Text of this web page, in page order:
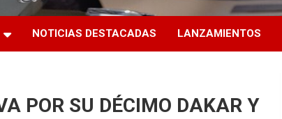
NOTICIAS DESTACADAS LANZAMIENTOS
POR SU DÉCIMO DAKAR Y